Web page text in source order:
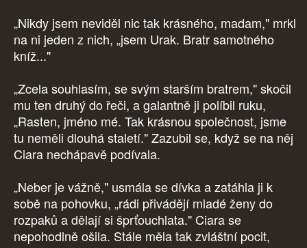
„Nikdy jsem neviděl nic tak krásného, madam," mrkl
na ni jeden z nich, „jsem Urak. Bratr samotného
kníž..."
„Zcela souhlasím, se svým starším bratrem," skočil
mu ten druhý do řeči, a galantně ji políbil ruku,
„Rasten, jméno mé. Tak krásnou společnost, jsme
tu neměli dlouhá staletí." Zazubil se, když se na něj
Ciara nechápavě podívala.
„Neber je vážně," usmála se dívka a zatáhla ji k
sobě na pohovku, „rádi přivádějí mladé ženy do
rozpaků a dělají si šprťouchlata." Ciara se
nepohodlně ošila. Stále měla tak zvláštní pocit,